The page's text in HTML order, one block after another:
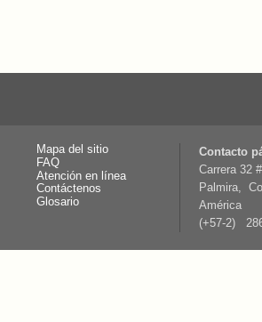
Mapa del sitio
FAQ
Atención en línea
Contáctenos
Glosario
Contacto
Carrera 32
Palmira,
América
(+57-2)